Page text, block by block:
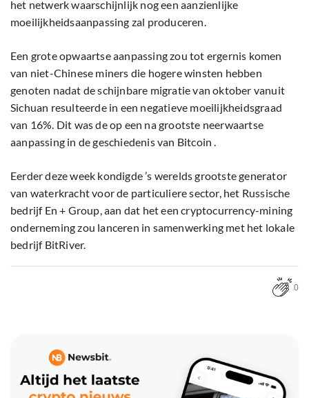
het netwerk waarschijnlijk nog een aanzienlijke
moeilijkheidsaanpassing zal produceren.
Een grote opwaartse aanpassing zou tot ergernis komen
van niet-Chinese miners die hogere winsten hebben
genoten nadat de schijnbare migratie van oktober vanuit
Sichuan resulteerde in een negatieve moeilijkheidsgraad
van 16%. Dit was de op een na grootste neerwaartse
aanpassing in de geschiedenis van Bitcoin .
Eerder deze week kondigde ’s werelds grootste generator
van waterkracht voor de particuliere sector, het Russische
bedrijf En + Group, aan dat het een cryptocurrency-mining
onderneming zou lanceren in samenwerking met het lokale
bedrijf BitRiver.
0